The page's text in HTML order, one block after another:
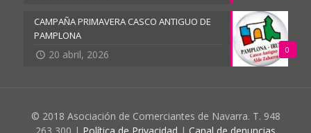
0
CAMPAÑA PRIMAVERA CASCO ANTIGUO DE
PAMPLONA
20 abril, 2026
© 2018 Asociación de Comerciantes de Navarra. T. 948